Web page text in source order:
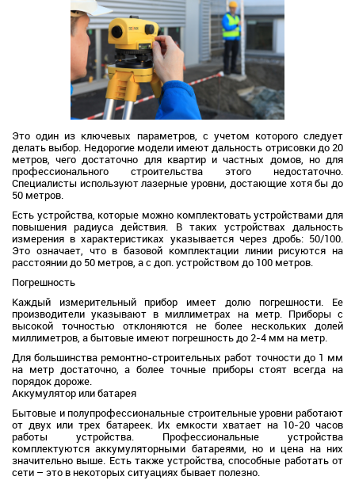
Это один из ключевых параметров, с учетом которого следует
делать выбор. Недорогие модели имеют дальность отрисовки до 20
метров, чего достаточно для квартир и частных домов, но для
профессионального строительства этого недостаточно.
Специалисты используют лазерные уровни, достающие хотя бы до
50 метров.
Есть устройства, которые можно комплектовать устройствами для
повышения радиуса действия. В таких устройствах дальность
измерения в характеристиках указывается через дробь: 50/100.
Это означает, что в базовой комплектации линии рисуются на
расстоянии до 50 метров, а с доп. устройством до 100 метров.
Погрешность
Каждый измерительный прибор имеет долю погрешности. Ее
производители указывают в миллиметрах на метр. Приборы с
высокой точностью отклоняются не более нескольких долей
миллиметров, а бытовые имеют погрешность до 2-4 мм на метр.
Для большинства ремонтно-строительных работ точности до 1 мм
на метр достаточно, а более точные приборы стоят всегда на
порядок дороже.
Аккумулятор или батарея
Бытовые и полупрофессиональные строительные уровни работают
от двух или трех батареек. Их емкости хватает на 10-20 часов
работы устройства. Профессиональные устройства
комплектуются аккумуляторными батареями, но и цена на них
значительно выше. Есть также устройства, способные работать от
сети – это в некоторых ситуациях бывает полезно.